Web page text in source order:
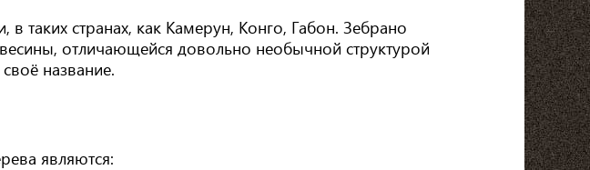
таких странах, как Камерун, Конго, Габон. Зебрано
отличающейся довольно необычной структурой
название.
являются: